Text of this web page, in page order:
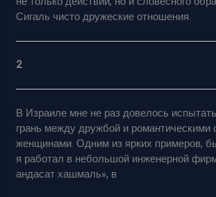
Сигаль чисто дружеские отношения.
2
В Израиле мне не раз довелось
грань между дружбой и романтическими
женщинами. Одним из ярких примеров,
я работал в небольшой инженерной
андасат хашмаль», в